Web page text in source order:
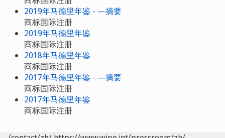
2019年马德里年鉴 - —摘要
商标国际注册
2019年马德里年鉴
商标国际注册
2018年马德里年鉴
商标国际注册
2017年马德里年鉴 - —摘要
商标国际注册
2017年马德里年鉴
商标国际注册